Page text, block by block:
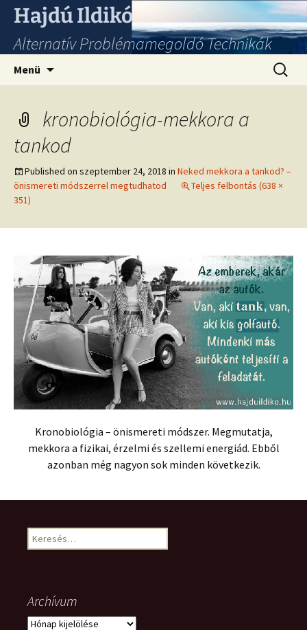
Hajdú Ildikó
Alternatív Problémamegoldó Technikák
Menü
kronobiológia-mekkora a
tankod
Published on szeptember 24, 2018 in Neked mekkora a tankod? –
önismereti módszerrel megtudhatod
Teljes felbontás (638 ×
351)
Kronobiológia – önismereti módszer. Megmutatja,
mekkora a fizikai, érzelmi és szellemi energiád. Ebből
azonban még nagyon sok minden következik.
Keresés:
Archívum
Archívum